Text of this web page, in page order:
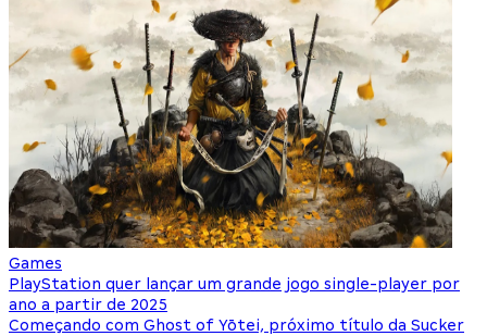
Games
PlayStation quer lançar um grande jogo single-player por
ano a partir de 2025
Começando com Ghost of Yōtei, próximo título da Sucker